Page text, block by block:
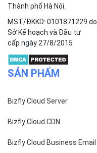
Thành phố Hà Nội.
MST/ĐKKD: 0101871229 do
Sở Kế hoạch và Đầu tư
cấp ngày 27/8/2015
SẢN PHẨM
Bizfly Cloud Server
Bizfly Cloud CDN
Bizfly Cloud Business Email